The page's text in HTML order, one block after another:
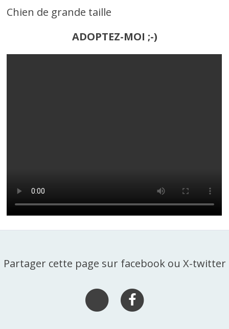
Chien de grande taille
ADOPTEZ-MOI ;-)
Partager cette page sur facebook ou X-twitter